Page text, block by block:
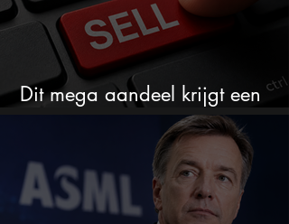
Dit mega aandeel krijgt een
zeldzaam verkoopadvies